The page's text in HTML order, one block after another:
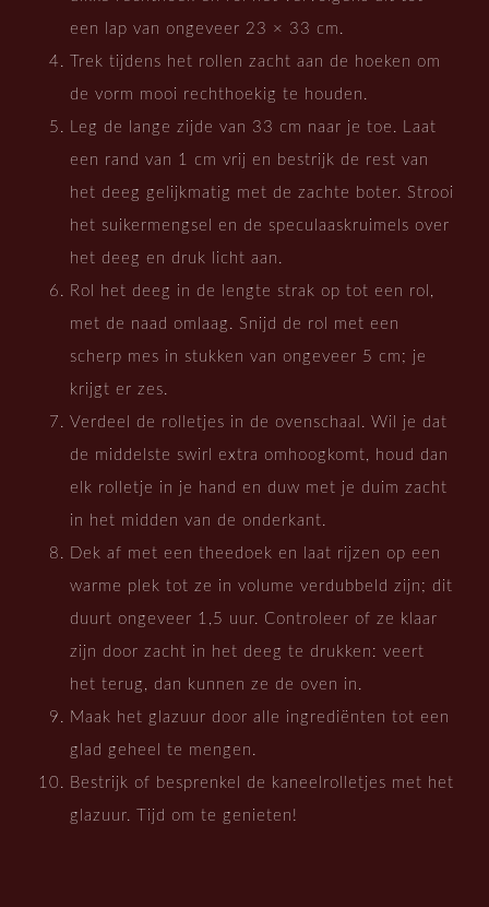
een lap van ongeveer 23 × 33 cm.
Trek tijdens het rollen zacht aan de hoeken om
de vorm mooi rechthoekig te houden.
Leg de lange zijde van 33 cm naar je toe. Laat
een rand van 1 cm vrij en bestrijk de rest van
het deeg gelijkmatig met de zachte boter. Strooi
het suikermengsel en de speculaaskruimels over
het deeg en druk licht aan.
Rol het deeg in de lengte strak op tot een rol,
met de naad omlaag. Snijd de rol met een
scherp mes in stukken van ongeveer 5 cm; je
krijgt er zes.
Verdeel de rolletjes in de ovenschaal. Wil je dat
de middelste swirl extra omhoogkomt, houd dan
elk rolletje in je hand en duw met je duim zacht
in het midden van de onderkant.
Dek af met een theedoek en laat rijzen op een
warme plek tot ze in volume verdubbeld zijn; dit
duurt ongeveer 1,5 uur. Controleer of ze klaar
zijn door zacht in het deeg te drukken: veert
het terug, dan kunnen ze de oven in.
Maak het glazuur door alle ingrediënten tot een
glad geheel te mengen.
Bestrijk of besprenkel de kaneelrolletjes met het
glazuur. Tijd om te genieten!